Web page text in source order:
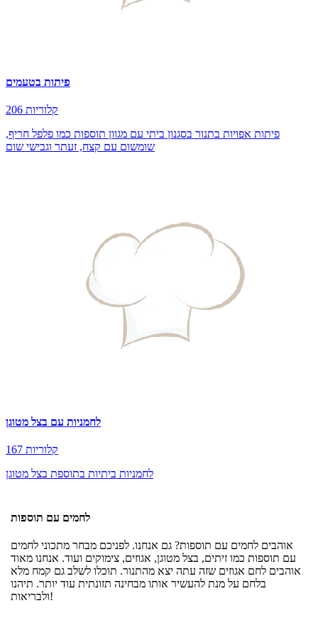
פיתות בטעמים
206 קלוריות
פיתות אפויות בתנור בסגנון ביתי עם מגוון תוספות כמו פלפל חריף,
שומשום עם קצח, זעתר וגבישי שום
לחמניות עם בצל מטוגן
167 קלוריות
לחמניות ביתיות בתוספת בצל מטוגן
לחמים עם תוספות
אוהבים לחמים עם תוספות? גם אנחנו. לפניכם מבחר מתכוני לחמים
עם תוספות כמו זיתים, בצל מטוגן, אגוזים, צימוקים ועוד. אנחנו מאוד
אוהבים לחם אגוזים שזה עתה יצא מהתנור. תוכלו לשלב גם קמח מלא
בלחם על מנת להעשיר אותו מבחינה תזונתית עוד יותר. תיהנו
ולבריאות!